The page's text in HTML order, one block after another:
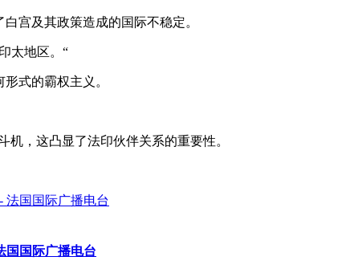
宫及其政策造成的国际不稳定。
太地区。“
式的霸权主义。
机，这凸显了法印伙伴关系的重要性。
国国际广播电台